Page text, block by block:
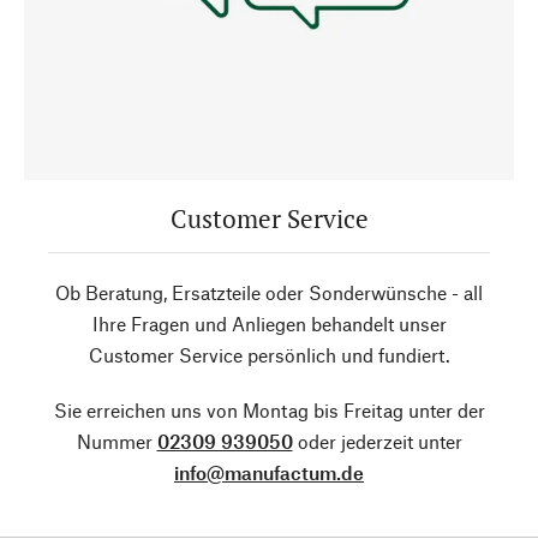
Customer Service
Ob Beratung, Ersatzteile oder Sonderwünsche - all
Ihre Fragen und Anliegen behandelt unser
Customer Service persönlich und fundiert.
Sie erreichen uns von Montag bis Freitag unter der
Nummer 02309 939050oder jederzeit unter
info@manufactum.de